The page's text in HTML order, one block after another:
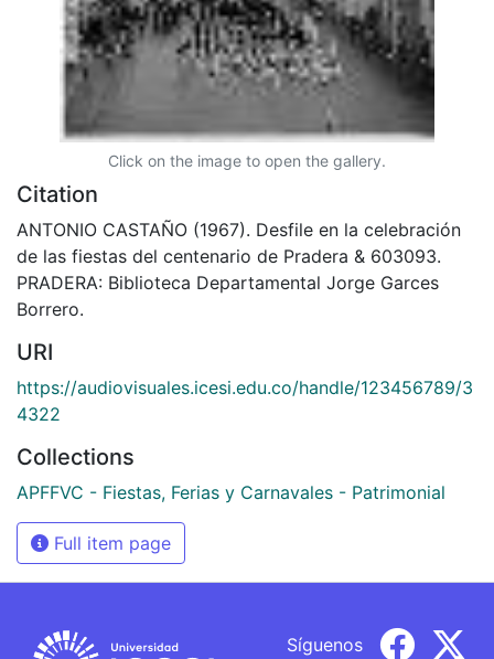
Click on the image to open the gallery.
Citation
ANTONIO CASTAÑO (1967). Desfile en la celebración
de las fiestas del centenario de Pradera & 603093.
PRADERA: Biblioteca Departamental Jorge Garces
Borrero.
URI
https://audiovisuales.icesi.edu.co/handle/123456789/3
4322
Collections
APFFVC - Fiestas, Ferias y Carnavales - Patrimonial
Full item page
Síguenos